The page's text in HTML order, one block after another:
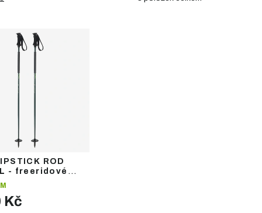
ROD
- freeridové
hole
Kč